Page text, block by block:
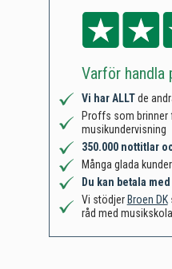
Varför handla
Vi har ALLTde
Proffs som brinner
musikundervisning
350.000 nottitlar
Många glada kunder
Du kan betala
Vi stödjer Broen DK
råd med